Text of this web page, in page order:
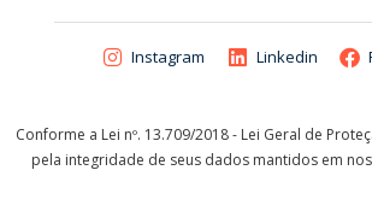
Instagram Linkedin
Conforme a Lei nº. 13.709/2018 - Lei Geral de
pela integridade de seus dados mantidos em